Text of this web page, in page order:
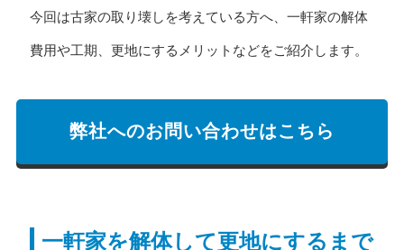
今回は古家の取り壊しを考えている方へ、一軒家の解体
費用や工期、更地にするメリットなどをご紹介します。
弊社へのお問い合わせはこちら
一軒家を解体して更地にするまで